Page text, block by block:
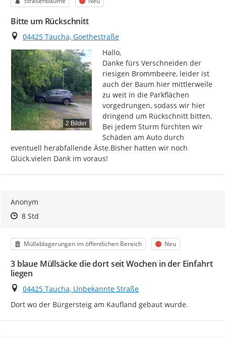
Bitte um Rückschnitt
Ort
04425 Taucha, Goethestraße
2 Bilder
Hallo,
Danke fürs Verschneiden der
riesigen Brommbeere, leider ist
auch der Baum hier mittlerweile
zu weit in die Parkflächen
vorgedrungen, sodass wir hier
dringend um Rückschnitt bitten.
Bei jedem Sturm fürchten wir
Schäden am Auto durch
eventuell herabfallende Äste.Bisher hatten wir noch
Glück.vielen Dank im voraus!
Anonym
Zeitpunkt des Erstellens
Zeitpunkt des Erstellens
8 StdZur Äußerung
Kategorie
Müllablagerungen im öffentlichen Bereich Status
Neu
3 blaue Müllsäcke die dort seit Wochen in der Einfahrt
liegen
Ort
04425 Taucha, Unbekannte Straße
Dort wo der Bürgersteig am Kaufland gebaut wurde.